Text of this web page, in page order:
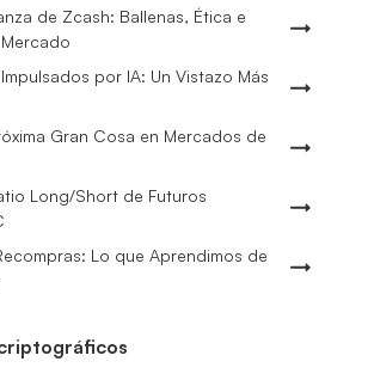
de Zcash: Ballenas, Ética e
por IA: Un Vistazo Más
Gran Cosa en Mercados de
Long/Short de Futuros
Lo que Aprendimos de